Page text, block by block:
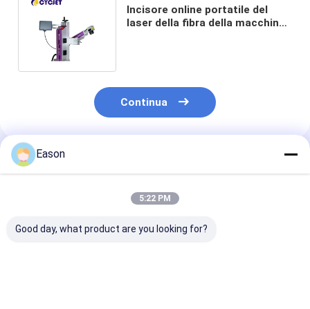
Incisore online portatile del
laser della fibra della macchina
Continua
Prodotti Raccomandati
Eason
5:22 PM
Good day, what product are you looking for?